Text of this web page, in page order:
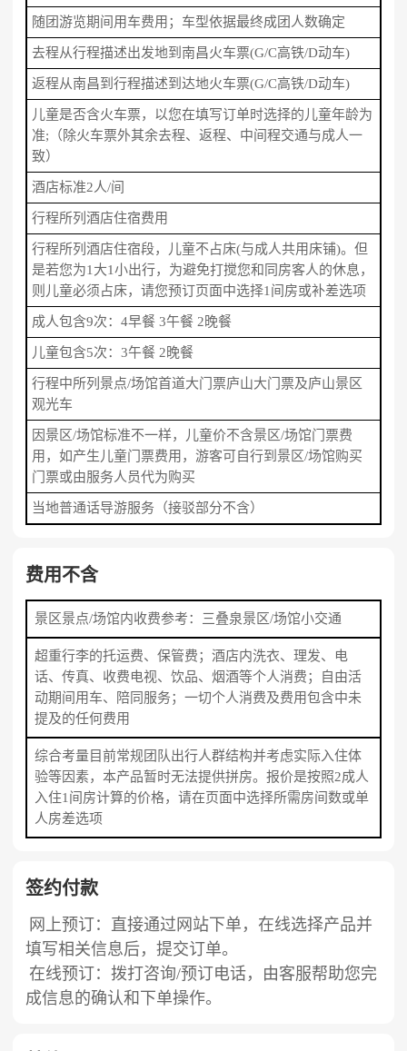
随团游览期间用车费用；车型依据最终成团人数确定
去程从行程描述出发地到南昌火车票(G/C高铁/D动车)
返程从南昌到行程描述到达地火车票(G/C高铁/D动车)
儿童是否含火车票，以您在填写订单时选择的儿童年龄为
准;（除火车票外其余去程、返程、中间程交通与成人一
致）
酒店标准2人/间
行程所列酒店住宿费用
行程所列酒店住宿段，儿童不占床(与成人共用床铺)。但
是若您为1大1小出行，为避免打搅您和同房客人的休息，
则儿童必须占床，请您预订页面中选择1间房或补差选项
成人包含9次：4早餐 3午餐 2晚餐
儿童包含5次：3午餐 2晚餐
行程中所列景点/场馆首道大门票庐山大门票及庐山景区
观光车
因景区/场馆标准不一样，儿童价不含景区/场馆门票费
用，如产生儿童门票费用，游客可自行到景区/场馆购买
门票或由服务人员代为购买
当地普通话导游服务（接驳部分不含）
费用不含
景区景点/场馆内收费参考：三叠泉景区/场馆小交通
超重行李的托运费、保管费；酒店内洗衣、理发、电
话、传真、收费电视、饮品、烟酒等个人消费；自由活
动期间用车、陪同服务；一切个人消费及费用包含中未
提及的任何费用
综合考量目前常规团队出行人群结构并考虑实际入住体
验等因素，本产品暂时无法提供拼房。报价是按照2成人
入住1间房计算的价格，请在页面中选择所需房间数或单
人房差选项
签约付款
网上预订：直接通过网站下单，在线选择产品并
填写相关信息后，提交订单。
在线预订：拨打咨询/预订电话，由客服帮助您完
成信息的确认和下单操作。